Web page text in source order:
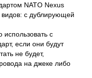
NATO Nexus
с дублирующей
с
если они будут
не будет,
на джеке либо